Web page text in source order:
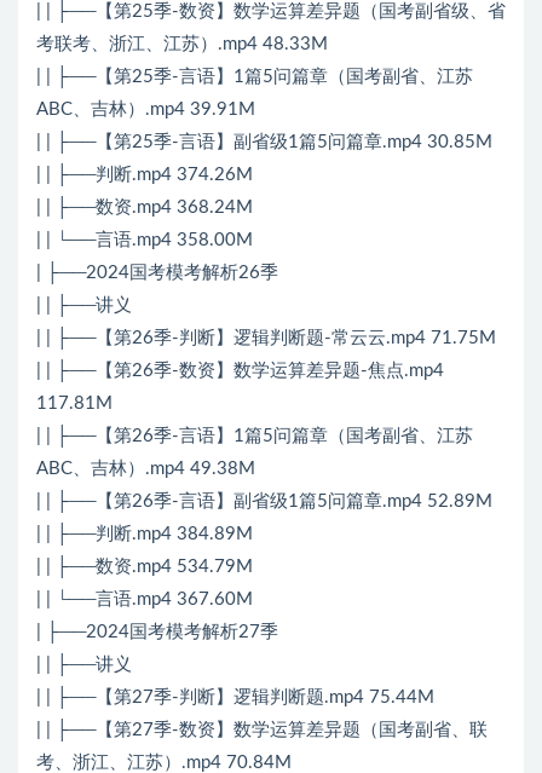
| | ├──【第25季-数资】数学运算差异题（国考副省级、省
考联考、浙江、江苏）.mp4 48.33M
| | ├──【第25季-言语】1篇5问篇章（国考副省、江苏
ABC、吉林）.mp4 39.91M
| | ├──【第25季-言语】副省级1篇5问篇章.mp4 30.85M
| | ├──判断.mp4 374.26M
| | ├──数资.mp4 368.24M
| | └──言语.mp4 358.00M
| ├──2024国考模考解析26季
| | ├──讲义
| | ├──【第26季-判断】逻辑判断题-常云云.mp4 71.75M
| | ├──【第26季-数资】数学运算差异题-焦点.mp4
117.81M
| | ├──【第26季-言语】1篇5问篇章（国考副省、江苏
ABC、吉林）.mp4 49.38M
| | ├──【第26季-言语】副省级1篇5问篇章.mp4 52.89M
| | ├──判断.mp4 384.89M
| | ├──数资.mp4 534.79M
| | └──言语.mp4 367.60M
| ├──2024国考模考解析27季
| | ├──讲义
| | ├──【第27季-判断】逻辑判断题.mp4 75.44M
| | ├──【第27季-数资】数学运算差异题（国考副省、联
考、浙江、江苏）.mp4 70.84M